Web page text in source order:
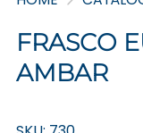
FRASCO
AMBAR